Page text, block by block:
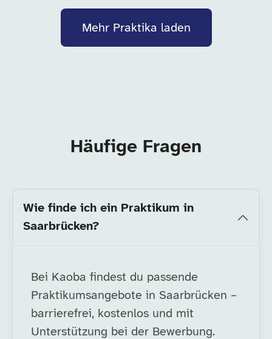
Mehr Praktika laden
Häufige Fragen
Wie finde ich ein Praktikum in
Saarbrücken?
Bei Kaoba findest du passende
Praktikumsangebote in Saarbrücken –
barrierefrei, kostenlos und mit
Unterstützung bei der Bewerbung.